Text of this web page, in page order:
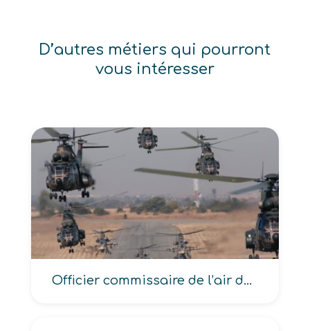
D’autres métiers qui pourront
vous intéresser
Officier commissaire de l’air de l’armée